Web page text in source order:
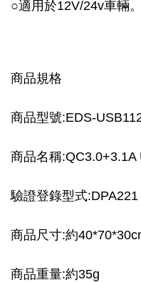
○適用於12V/24v車輛。
商品規格
商品型號:EDS-
商品名稱
驗證登錄型式:DPA221
商品尺寸:約
商品重量:約35g